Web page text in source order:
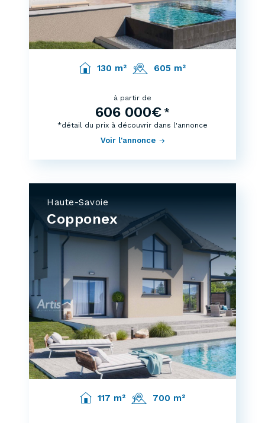
130 m² 605 m²
à partir de
606 000€ *
Voir l'annonce
*détail du prix à découvrir dans l'annonce
Haute-Savoie
Copponex
117 m² 700 m²